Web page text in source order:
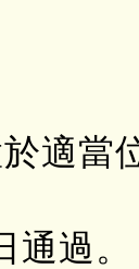
適當
過。